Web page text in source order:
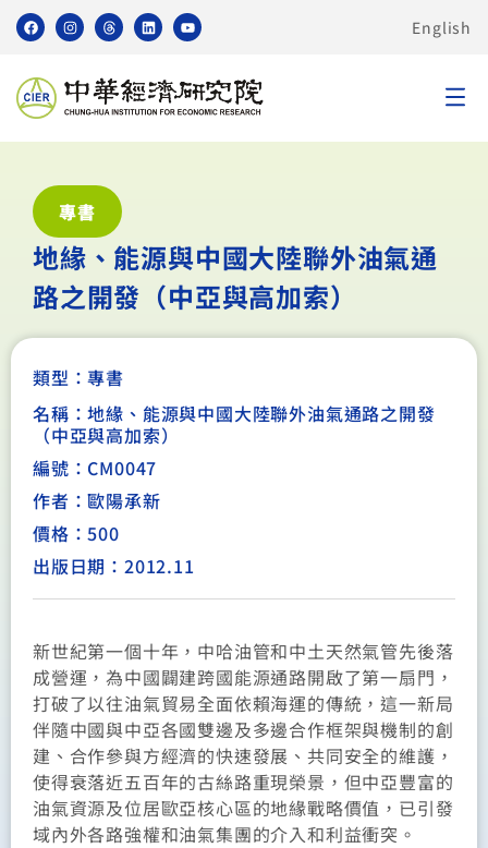
English
專書
地緣、能源與中國大陸聯外油氣通
路之開發（中亞與高加索）
類型：專書
名稱：地緣、能源與中國大陸聯外油氣通路之開發
（中亞與高加索）
編號：CM0047
作者：歐陽承新
價格：500
出版日期：2012.11
新世紀第一個十年，中哈油管和中土天然氣管先後落
成營運，為中國闢建跨國能源通路開啟了第一扇門，
打破了以往油氣貿易全面依賴海運的傳統，這一新局
伴隨中國與中亞各國雙邊及多邊合作框架與機制的創
建、合作參與方經濟的快速發展、共同安全的維護，
使得衰落近五百年的古絲路重現榮景，但中亞豐富的
油氣資源及位居歐亞核心區的地緣戰略價值，已引發
域內外各路強權和油氣集團的介入和利益衝突。